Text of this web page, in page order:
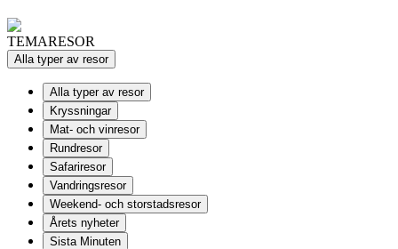
TEMARESOR
Alla typer av resor
Alla typer av resor
Kryssningar
Mat- och vinresor
Rundresor
Safariresor
Vandringsresor
Weekend- och storstadsresor
Årets nyheter
Sista Minuten